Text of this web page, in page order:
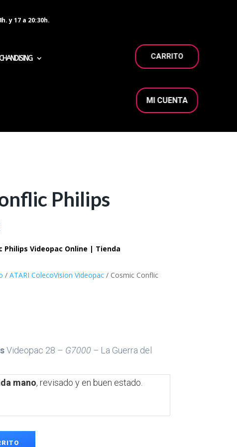
y 17 a 20:30h.
CARRITO
MI CUENTA
Philips
Philips Videopac Online | Tienda
/ ATARI ColecoVision Videopac/ Cosmic Conflic
Videopac 28 – G7000 – La Guerra del
mano, revisado y en buen estado.